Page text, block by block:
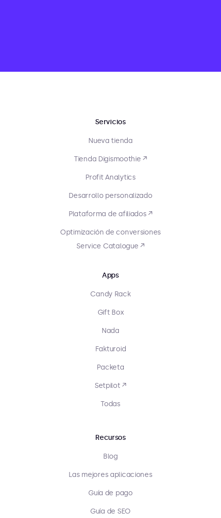
Servicios
Nueva tienda
Tienda Digismoothie ↗
Profit Analytics
Desarrollo personalizado
Plataforma de afiliados ↗
Optimización de conversiones
Service Catalogue ↗
Apps
Candy Rack
Gift Box
Nada
Fakturoid
Packeta
Setpilot ↗
Todas
Recursos
Blog
Las mejores aplicaciones
Guía de pago
Guía de SEO